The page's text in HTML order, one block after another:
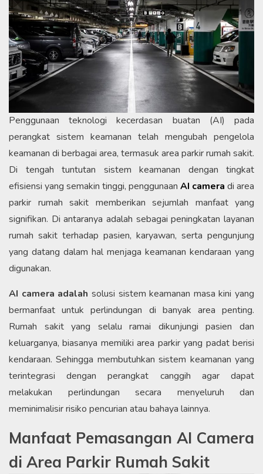
Penggunaan teknologi kecerdasan buatan (AI) pada
perangkat sistem keamanan telah mengubah pengelola
keamanan di berbagai area, termasuk area parkir rumah sakit.
Di tengah tuntutan sistem keamanan dengan tingkat
efisiensi yang semakin tinggi, penggunaan AI camera di area
parkir rumah sakit memberikan sejumlah manfaat yang
signifikan. Di antaranya adalah sebagai peningkatan layanan
rumah sakit terhadap pasien, karyawan, serta pengunjung
yang datang dalam hal menjaga keamanan kendaraan yang
digunakan.
AI camera adalah solusi sistem keamanan masa kini yang
bermanfaat untuk perlindungan di banyak area penting.
Rumah sakit yang selalu ramai dikunjungi pasien dan
keluarganya, biasanya memiliki area parkir yang padat berisi
kendaraan. Sehingga membutuhkan sistem keamanan yang
terintegrasi dengan perangkat canggih agar dapat
melakukan perlindungan secara menyeluruh dan
meminimalisir risiko pencurian atau bahaya lainnya.
Manfaat Pemasangan AI Camera
di Area Parkir Rumah Sakit